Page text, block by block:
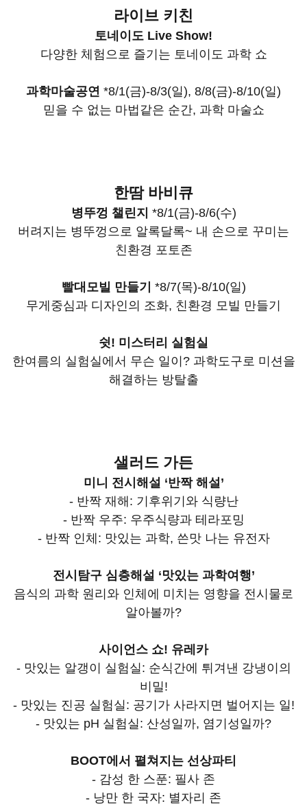
라이브 키친
토네이도 Live Show!
다양한 체험으로 즐기는 토네이도 과학 쇼
과학마술공연 *8/1(금)-8/3(일), 8/8(금)-8/10(일)
믿을 수 없는 마법같은 순간, 과학 마술쇼
한땀 바비큐
병뚜껑 챌린지 *8/1(금)-8/6(수)
버려지는 병뚜껑으로 알록달록~ 내 손으로 꾸미는
친환경 포토존
빨대모빌 만들기 *8/7(목)-8/10(일)
무게중심과 디자인의 조화, 친환경 모빌 만들기
쉿! 미스터리 실험실
한여름의 실험실에서 무슨 일이? 과학도구로 미션을
해결하는 방탈출
샐러드 가든
미니 전시해설 ‘반짝 해설’
- 반짝 재해: 기후위기와 식량난
- 반짝 우주: 우주식량과 테라포밍
- 반짝 인체: 맛있는 과학, 쓴맛 나는 유전자
전시탐구 심층해설 ‘맛있는 과학여행’
음식의 과학 원리와 인체에 미치는 영향을 전시물로
알아볼까?
사이언스 쇼! 유레카
- 맛있는 알갱이 실험실: 순식간에 튀겨낸 강냉이의
비밀!
- 맛있는 진공 실험실: 공기가 사라지면 벌어지는 일!
- 맛있는 pH 실험실: 산성일까, 염기성일까?
BOOT에서 펼쳐지는 선상파티
- 감성 한 스푼: 필사 존
- 낭만 한 국자: 별자리 존